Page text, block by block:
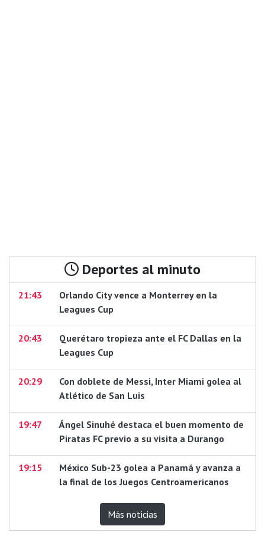
Deportes al minuto
21:43
Orlando City vence a Monterrey en la
Leagues Cup
20:43
Querétaro tropieza ante el FC Dallas en la
Leagues Cup
20:29
Con doblete de Messi, Inter Miami golea al
Atlético de San Luis
19:47
Ángel Sinuhé destaca el buen momento de
Piratas FC previo a su visita a Durango
19:15
México Sub-23 golea a Panamá y avanza a
la final de los Juegos Centroamericanos
Más noticias